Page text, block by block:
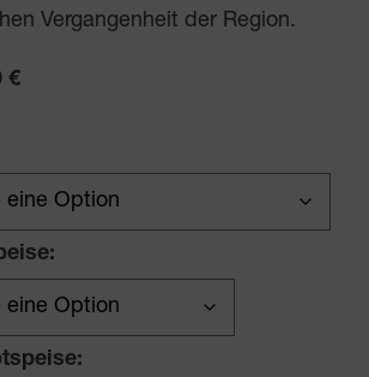
Vergangenheit der Region.
€